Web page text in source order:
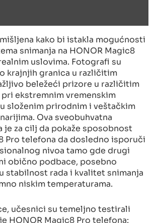
kako bi istakla mogućnosti
snimanja na HONOR Magic8
uslovima. Fotografi su
krajnjih granica u različitim
beležeći prizore u različitim
ekstremnim vremenskim
složenim prirodnim i veštačkim
Ova sveobuhvatna
je za cilj da pokaže sposobnost
Pro telefona da dosledno isporuči
nivoa tamo gde drugi
obično podbace, posebno
stabilnost rada i kvalitet snimanja
niskim temperaturama.
učesnici su temeljno testirali
HONOR Magic8 Pro telefona: